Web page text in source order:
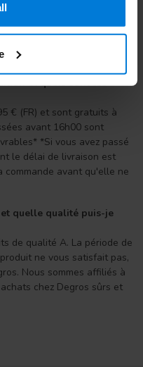
et quels sont les
€ (FR) et sont gratuits à
avant 16h00 sont
*Si vous avez passé
le délai de livraison est
commande avant qu'elle ne
quelle qualité puis-je
de qualité A. La période de
ne vous satisfait pas,
Nous sommes affiliés à
chez Degros sûrs et